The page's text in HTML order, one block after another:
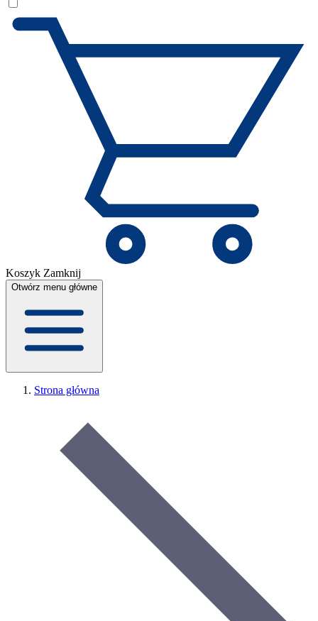
Koszyk Zamknij
Otwórz menu główne
Strona główna